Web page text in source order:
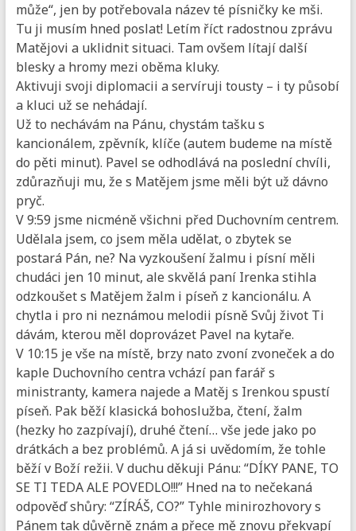
může“, jen by potřebovala název té písničky ke mši.
Tu ji musím hned poslat! Letím říct radostnou zprávu
Matějovi a uklidnit situaci. Tam ovšem lítají další
blesky a hromy mezi oběma kluky.
Aktivuji svoji diplomacii a servíruji tousty – i ty působí
a kluci už se nehádají.
Už to nechávám na Pánu, chystám tašku s
kancionálem, zpěvník, klíče (autem budeme na místě
do pěti minut). Pavel se odhodlává na poslední chvíli,
zdůrazňuji mu, že s Matějem jsme měli být už dávno
pryč.
V 9:59 jsme nicméně všichni před Duchovním centrem.
Udělala jsem, co jsem měla udělat, o zbytek se
postará Pán, ne? Na vyzkoušení žalmu i písní měli
chudáci jen 10 minut, ale skvělá paní Irenka stihla
odzkoušet s Matějem žalm i píseň z kancionálu. A
chytla i pro ni neznámou melodii písně Svůj život Ti
dávám, kterou měl doprovázet Pavel na kytaře.
V 10:15 je vše na místě, brzy nato zvoní zvoneček a do
kaple Duchovního centra vchází pan farář s
ministranty, kamera najede a Matěj s Irenkou spustí
píseň. Pak běží klasická bohoslužba, čtení, žalm
(hezky ho zazpívají), druhé čtení… vše jede jako po
drátkách a bez problémů. A já si uvědomím, že tohle
běží v Boží režii. V duchu děkuji Pánu: “DÍKY PANE, TO
SE TI TEDA ALE POVEDLO!!!” Hned na to nečekaná
odpověď shůry: “ZÍRÁŠ, CO?” Tyhle minirozhovory s
Pánem tak důvěrně znám a přece mě znovu překvapí